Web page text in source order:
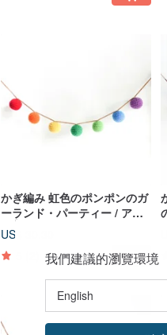
かぎ編み 虹色のポンポンのガ
ーランド・パーティー / アウ
トドア / キャンプ / ピクニッ
ク / 誕生日 / インテリア
US$ 30.30
我們建議的瀏覽環境